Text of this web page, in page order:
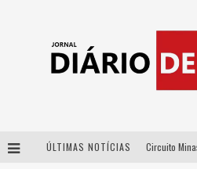
ÚLTIMAS NOTÍCIAS